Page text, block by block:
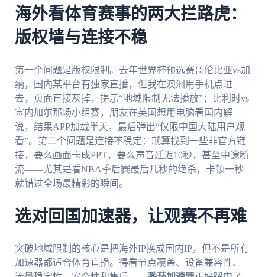
海外看体育赛事的两大拦路虎：
版权墙与连接不稳
第一个问题是版权限制。去年世界杯预选赛哥伦比亚vs加
纳，国内某平台有独家直播，但我在澳洲用手机点进
去，页面直接灰掉，提示“地域限制无法播放”；比利时vs
塞内加尔那场小组赛，朋友在英国想用电脑看国内解
说，结果APP加载半天，最后弹出“仅限中国大陆用户观
看”。第二个问题是连接不稳定：就算找到一些非官方链
接，要么画面卡成PPT，要么声音延迟10秒，甚至中途断
流——尤其是看NBA季后赛最后几秒的绝杀，卡顿一秒
就错过全场最精彩的瞬间。
选对回国加速器，让观赛不再难
突破地域限制的核心是把海外IP换成国内IP，但不是所有
加速器都适合体育直播。得看节点覆盖、设备兼容性、